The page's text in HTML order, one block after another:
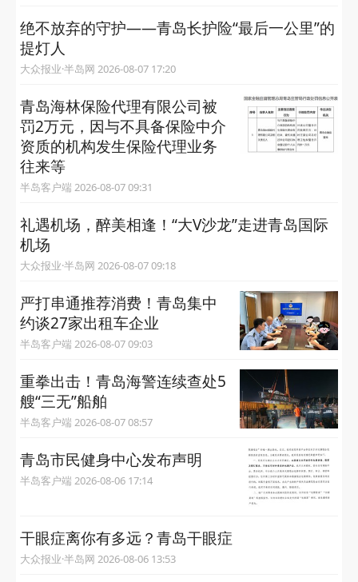
绝不放弃的守护——青岛长护险“最后一公里”的
提灯人
大众报业·半岛网 2026-08-07 17:20
青岛海林保险代理有限公司被
罚2万元，因与不具备保险中介
资质的机构发生保险代理业务
往来等
半岛客户端 2026-08-07 09:31
礼遇机场，醉美相逢！“大V沙龙”走进青岛国际
机场
大众报业·半岛网 2026-08-07 09:18
严打串通推荐消费！青岛集中
约谈27家出租车企业
半岛客户端 2026-08-07 09:03
重拳出击！青岛海警连续查处5
艘“三无”船舶
半岛客户端 2026-08-07 08:57
青岛市民健身中心发布声明
半岛客户端 2026-08-06 17:14
干眼症离你有多远？青岛干眼症
大众报业·半岛网 2026-08-06 13:53